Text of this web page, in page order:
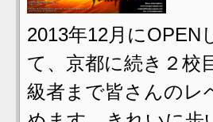
2013年12月に
て、京都に続き２校
級者まで皆さんのレ